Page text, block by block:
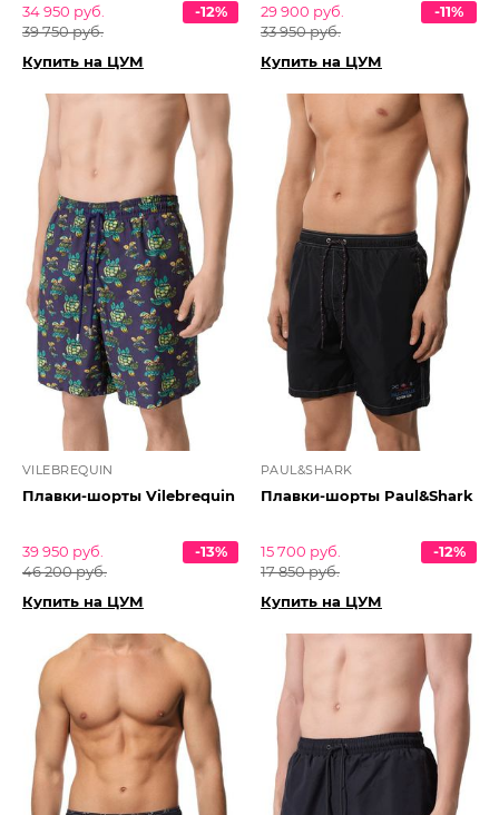
34 950 руб.
39 750 руб.
-12%
Купить на ЦУМ
29 900 руб.
33 950 руб.
-11%
Купить на ЦУМ
VILEBREQUIN
Плавки-шорты Vilebrequin
39 950 руб.
46 200 руб.
-13%
Купить на ЦУМ
PAUL&SHARK
Плавки-шорты Paul&Shark
15 700 руб.
17 850 руб.
-12%
Купить на ЦУМ